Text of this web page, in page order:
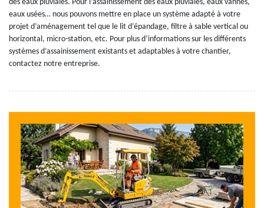
des eaux pluviales. Pour l’assainissement des eaux pluviales, eaux vannes,
eaux usées… nous pouvons mettre en place un système adapté à votre
projet d’aménagement tel que le lit d’épandage, filtre à sable vertical ou
horizontal, micro-station, etc. Pour plus d’informations sur les différents
systèmes d’assainissement existants et adaptables à votre chantier,
contactez notre entreprise.